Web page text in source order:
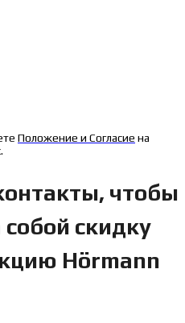
Положение и Согласие на
чтобы
собой скидку
Hörmann